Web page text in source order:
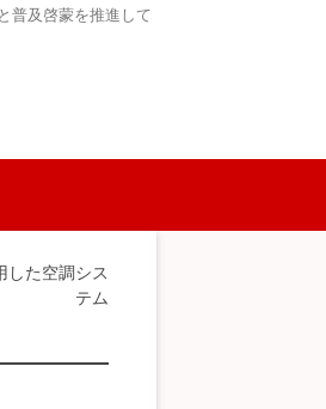
普及啓蒙を推進して
した空調シス
テム